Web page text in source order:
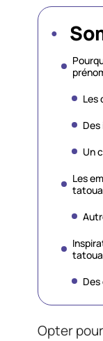
Les
Un
Les
Opter